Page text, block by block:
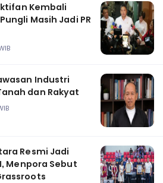
Kembali
Masih Jadi PR
Industri
dan Rakyat
Resmi Jadi
Menpora Sebut